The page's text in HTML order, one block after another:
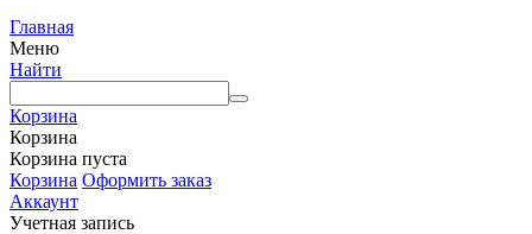
Главная
Меню
Найти
Корзина
Корзина
Корзина пуста
Корзина Оформить заказ
Аккаунт
Учетная запись